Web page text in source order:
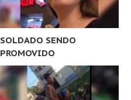
SOLDADO SENDO
PROMOVIDO